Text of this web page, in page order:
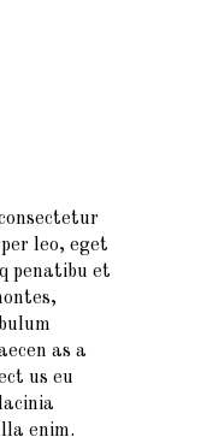
leo, eget
penatibu et
as a
us eu
enim.